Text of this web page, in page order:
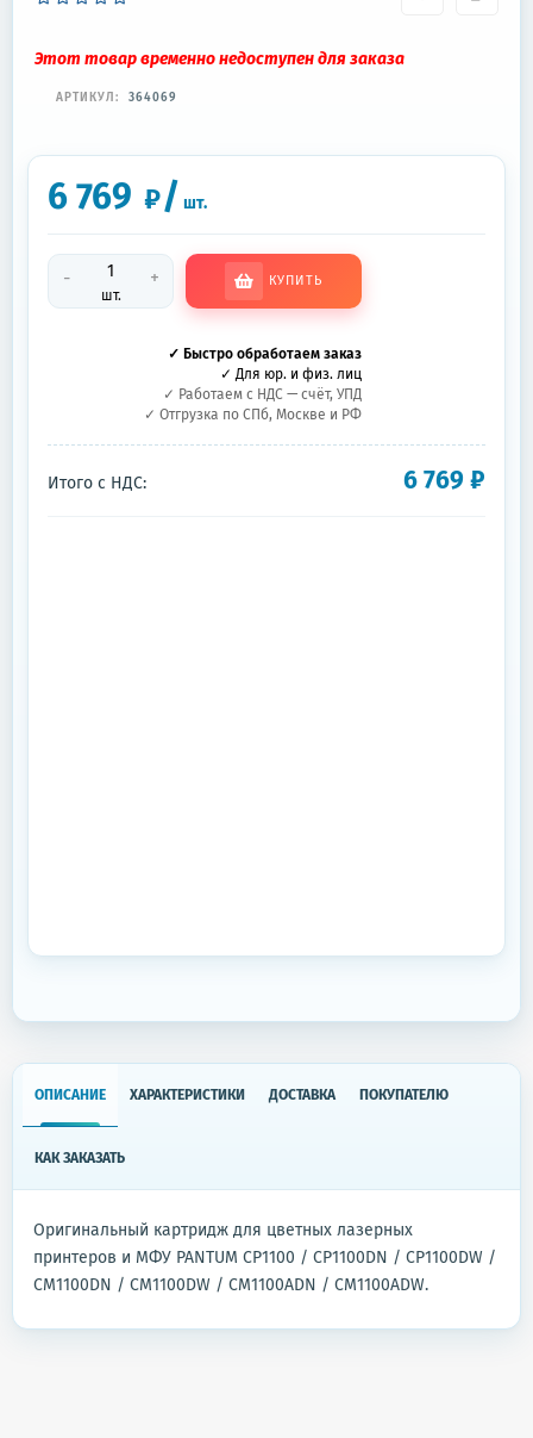
Этот товар временно недоступен для заказа
АРТИКУЛ: 364069
6 769 ₽/ шт.
-
шт.
+ КУПИТЬ
✓ Быстро обработаем заказ
✓ Для юр. и физ. лиц
✓ Работаем с НДС — счёт, УПД
✓ Отгрузка по СПб, Москве и РФ
Итого с НДС: 6 769 ₽
ОПИСАНИЕ ХАРАКТЕРИСТИКИ ДОСТАВКА ПОКУПАТЕЛЮ
КАК ЗАКАЗАТЬ
Оригинальный картридж для цветных лазерных
принтеров и МФУ PANTUM CP1100 / CP1100DN / CP1100DW /
CM1100DN / CM1100DW / CM1100ADN / CM1100ADW.